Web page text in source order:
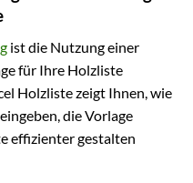
ist die Nutzung einer
für Ihre Holzliste
Holzliste zeigt Ihnen, wie
die Vorlage
effizienter gestalten